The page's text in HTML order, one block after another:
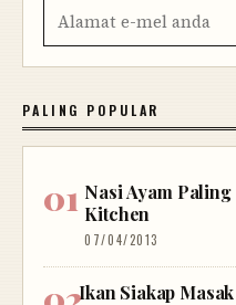
PALING POPULAR
Nasi Ayam Paling
Kitchen
07/04/2013
Ikan Siakap Masak